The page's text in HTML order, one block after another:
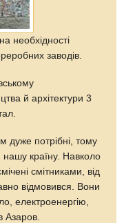
необхідності
заводів.
й архітектури 3
дуже потрібні, тому
країну. Навколо
смітниками, від
відмовився. Вони
електроенергію,
Азаров.